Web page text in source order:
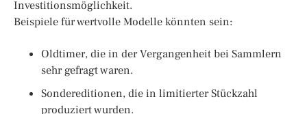
Investitionsmöglichkeit.
Beispiele für wertvolle Modelle könnten sein:
Oldtimer, die in der Vergangenheit bei Sammlern
sehr gefragt waren.
Sondereditionen, die in limitierter Stückzahl
produziert wurden.